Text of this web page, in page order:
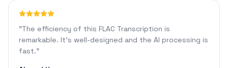
"The efficiency of this FLAC Transcription is
remarkable. It's well-designed and the AI processing is
fast."